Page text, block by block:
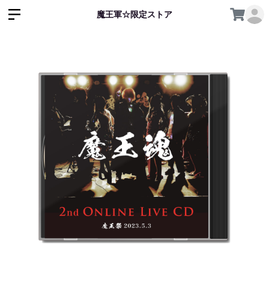
魔王軍☆限定ストア